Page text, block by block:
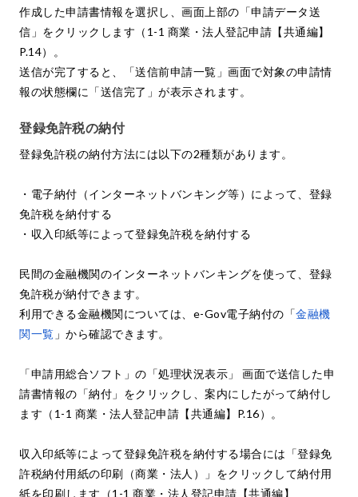
作成した申請書情報を選択し、画面上部の「申請データ送
信」をクリックします（1-1 商業・法人登記申請【共通編】
P.14）。
送信が完了すると、「送信前申請一覧」画面で対象の申請情
報の状態欄に「送信完了」が表示されます。
登録免許税の納付
登録免許税の納付方法には以下の2種類があります。
・電子納付（インターネットバンキング等）によって、登録
免許税を納付する
・収入印紙等によって登録免許税を納付する
民間の金融機関のインターネットバンキングを使って、登録
免許税が納付できます。
利用できる金融機関については、e-Gov電子納付の「金融機
関一覧 」から確認できます。
「申請用総合ソフト」の「処理状況表示」 画面で送信した申
請書情報の「納付」をクリックし、案内にしたがって納付し
ます（1-1 商業・法人登記申請【共通編】P.16）。
収入印紙等によって登録免許税を納付する場合には「登録免
許税納付用紙の印刷（商業・法人）」をクリックして納付用
紙を印刷します（1-1 商業・法人登記申請【共通編】